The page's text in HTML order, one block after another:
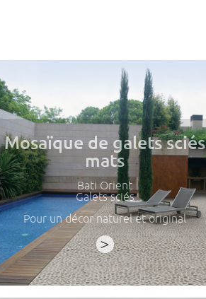
Mosaïque de galets sciés
mats
Bati Orient
Galets sciés
Pour un décor naturel et original
>